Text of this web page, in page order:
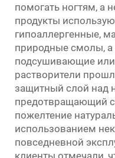
помогать ногтям, а
продукты
гипоаллергенные,
природные смолы, а
подсушивающие
растворители
защитный слой над
предотвращающий
пожелтение
использованием
повседневной
клиенты отмечали,